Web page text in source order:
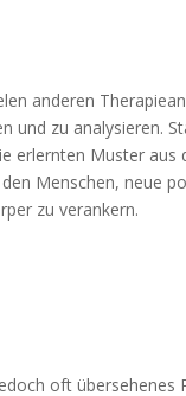
anderen
und zu analysieren.
erlernten Muster aus
Menschen, neue
zu verankern.
oft übersehenes